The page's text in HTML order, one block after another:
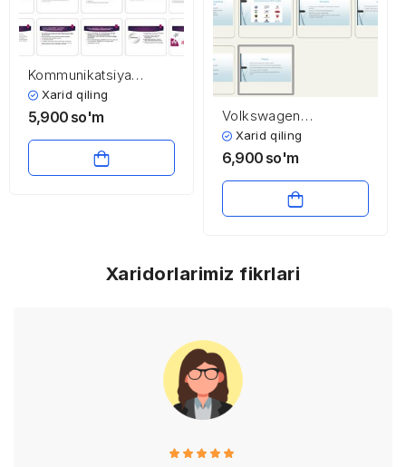
Kommunikatsiya
siyosatining xaridorlar
va sotuvchilarga ta’sir
Xarid qiling
5,900 so'm
Volkswagen
kompaniyasining
marketing strategiyasi
Xarid qiling
6,900 so'm
Xaridorlarimiz fikrlari